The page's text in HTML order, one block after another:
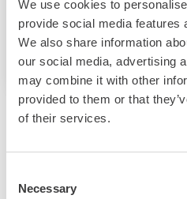
We use cookies to
provide social media features
We also share information
our social media, advertising
may combine it with other
provided to them or that
of their services.
Selection
Necessary
Kind: €45
Website evenement
Duo Marathon Putten